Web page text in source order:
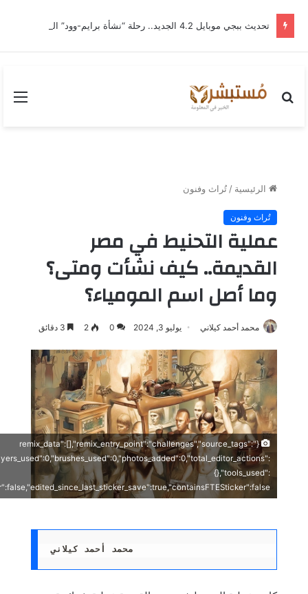
بحث
الرئيسية / تُراث وفنون
تُراث وفنون
عملية التحنيط في مصر
القديمة.. كيف نشأت ومتى؟
وما أصل اسم المومياء؟
محمد أحمد كيلاني يوليو 3, 2024 0
2
{"remix_data":[],"remix_entry_point":"challenges","source_tags":
{},"tools_used":